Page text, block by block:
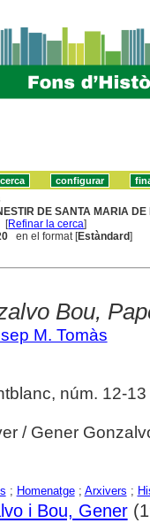
DE SANTA MARIA
[Refinar la cerca]
en el format [Estàndard]
Bou,
M. Tomàs
núm. 12-
/ Gener
; Homenatge; Arxivers ;
i Bou, Gener